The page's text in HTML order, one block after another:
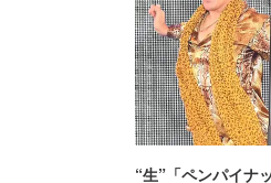
“生”「ペンパイナ